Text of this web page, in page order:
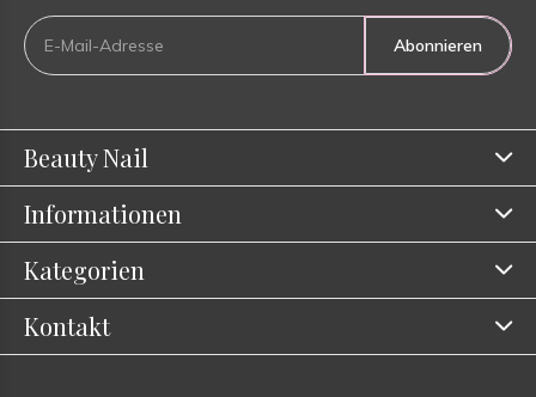
Abonnieren
Beauty Nail
Informationen
Kategorien
Kontakt